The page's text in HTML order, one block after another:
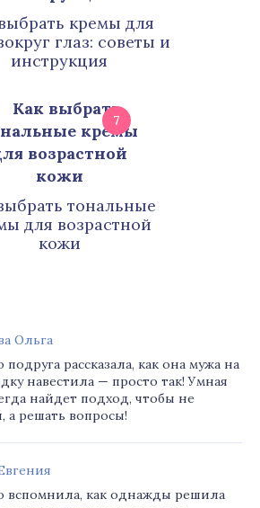
кремы для
глаз: советы и
инструкция
7
тональные
для возрастной
кожи
Ольга
рассказала, как она мужа на
навестила — просто так! Умная
найдет подход, чтобы не
а решать вопросы!
вспомнила, как однажды решила